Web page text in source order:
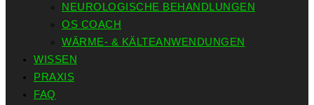
NEUROLOGISCHE BEHANDLUNGEN
OS COACH
WÄRME- & KÄLTEANWENDUNGEN
WISSEN
PRAXIS
FAQ